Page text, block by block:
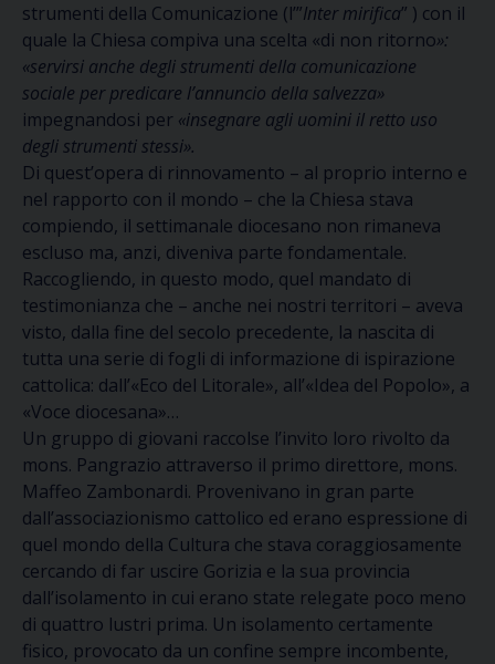
strumenti della Comunicazione (l’”Inter mirifica” ) con il
quale la Chiesa compiva una scelta «di non ritorno»:
«servirsi anche degli strumenti della comunicazione
sociale per predicare l’annuncio della salvezza»
impegnandosi per «insegnare agli uomini il retto uso
degli strumenti stessi».
Di quest’opera di rinnovamento – al proprio interno e
nel rapporto con il mondo – che la Chiesa stava
compiendo, il settimanale diocesano non rimaneva
escluso ma, anzi, diveniva parte fondamentale.
Raccogliendo, in questo modo, quel mandato di
testimonianza che – anche nei nostri territori – aveva
visto, dalla fine del secolo precedente, la nascita di
tutta una serie di fogli di informazione di ispirazione
cattolica: dall’«Eco del Litorale», all’«Idea del Popolo», a
«Voce diocesana»…
Un gruppo di giovani raccolse l’invito loro rivolto da
mons. Pangrazio attraverso il primo direttore, mons.
Maffeo Zambonardi. Provenivano in gran parte
dall’associazionismo cattolico ed erano espressione di
quel mondo della Cultura che stava coraggiosamente
cercando di far uscire Gorizia e la sua provincia
dall’isolamento in cui erano state relegate poco meno
di quattro lustri prima. Un isolamento certamente
fisico, provocato da un confine sempre incombente,